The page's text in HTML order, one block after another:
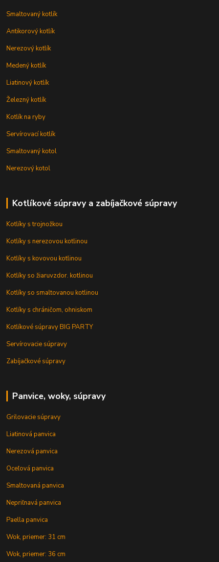
Smaltovaný kotlík
Antikorový kotlík
Nerezový kotlík
Medený kotlík
Liatinový kotlík
Železný kotlík
Kotlík na ryby
Servírovací kotlík
Smaltovaný kotol
Nerezový kotol
Kotlíkové súpravy a zabíjačkové súpravy
Kotlíky s trojnožkou
Kotlíky s nerezovou kotlinou
Kotlíky s kovovou kotlinou
Kotlíky so žiaruvzdor. kotlinou
Kotlíky so smaltovanou kotlinou
Kotlíky s chráničom, ohniskom
Kotlíkové súpravy BIG PARTY
Servírovacie súpravy
Zabíjačkové súpravy
Panvice, woky, súpravy
Grilovacie súpravy
Liatinová panvica
Nerezová panvica
Oceľová panvica
Smaltovaná panvica
Nepriľnavá panvica
Paella panvica
Wok, priemer: 31 cm
Wok, priemer: 36 cm